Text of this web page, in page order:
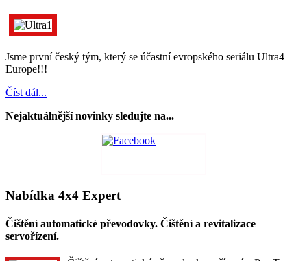
Jsme první český tým, který se účastní evropského seriálu Ultra4
Europe!!!
Číst dál...
Nejaktuálnější novinky sledujte na...
Nabídka 4x4 Expert
Čištění automatické převodovky. Čištění a revitalizace
servořízení.